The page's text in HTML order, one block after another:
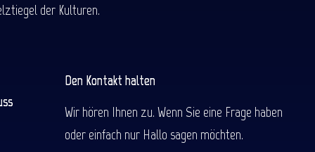
der Kulturen.
Den Kontakt halten
Wir hören Ihnen zu. Wenn Sie eine Frage haben
oder einfach nur Hallo sagen möchten.